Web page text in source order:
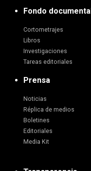
Fondo documental
Cortometrajes
Libros
Investigaciones
Tareas editoriales
Prensa
Noticias
Réplica de medios
Boletines
Editoriales
Media Kit